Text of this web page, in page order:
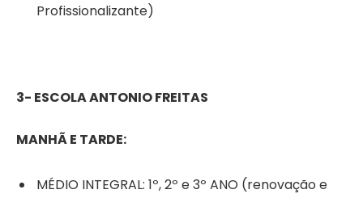
Profissionalizante)
3- ESCOLA ANTONIO FREITAS
MANHÃ E TARDE:
MÉDIO INTEGRAL: 1º, 2º e 3º ANO (renovação e